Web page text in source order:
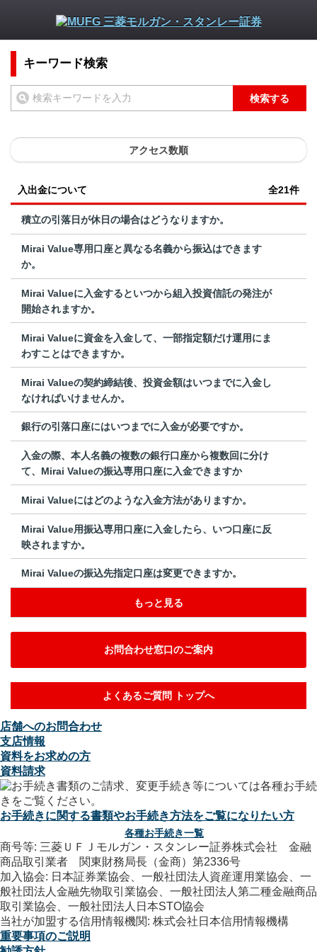
キーワード検索
検索する
アクセス数順
入出金について 全21件
積立の引落日が休日の場合はどうなりますか。
Mirai Value専用口座と異なる名義から振込はできます
か。
Mirai Valueに入金するといつから組入投資信託の発注が
開始されますか。
Mirai Valueに資金を入金して、一部指定額だけ運用にま
わすことはできますか。
Mirai Valueの契約締結後、投資金額はいつまでに入金し
なければいけませんか。
銀行の引落口座にはいつまでに入金が必要ですか。
入金の際、本人名義の複数の銀行口座から複数回に分け
て、Mirai Valueの振込専用口座に入金できますか
Mirai Valueにはどのような入金方法がありますか。
Mirai Value用振込専用口座に入金したら、いつ口座に反
映されますか。
Mirai Valueの振込先指定口座は変更できますか。
もっと見る
お問合わせ窓口のご案内
よくあるご質問 トップへ
店舗へのお問合わせ
支店情報
資料をお求めの方
資料請求
お手続きに関する書類やお手続き方法をご覧になりたい方
各種お手続き一覧
商号等: 三菱ＵＦＪモルガン・スタンレー証券株式会社 金融
商品取引業者 関東財務局長（金商）第2336号
加入協会: 日本証券業協会、一般社団法人資産運用業協会、一
般社団法人金融先物取引業協会、一般社団法人第二種金融商品
取引業協会、一般社団法人日本STO協会
当社が加盟する信用情報機関: 株式会社日本信用情報機構
重要事項のご説明